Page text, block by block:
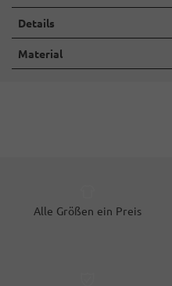
Details
Material
Alle Größen ein Preis